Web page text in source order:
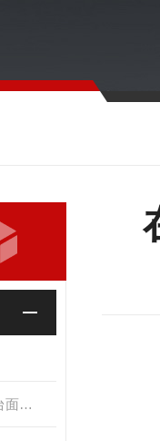
304不锈钢防水电子地磅超低台面带斜坡